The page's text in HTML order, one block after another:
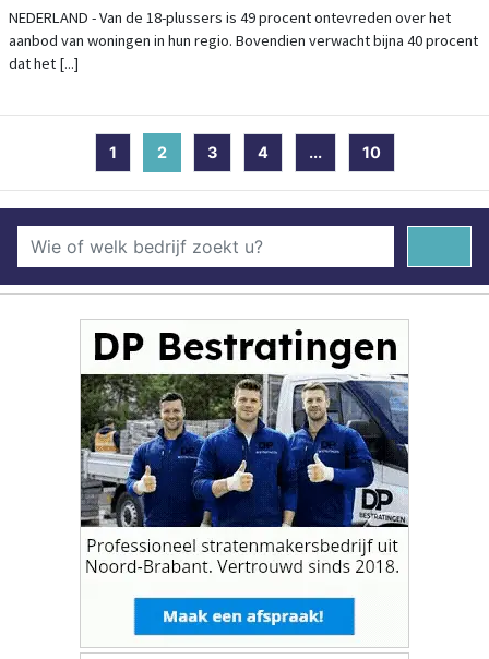
NEDERLAND - Van de 18-plussers is 49 procent ontevreden over het
aanbod van woningen in hun regio. Bovendien verwacht bijna 40 procent
dat het [...]
1 2(current)
3 4 ... 10